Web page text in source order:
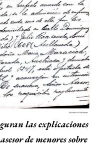
las explicaciones
de menores sobre